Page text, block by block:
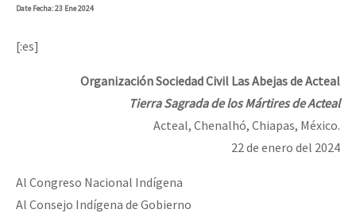
DateFecha: 23 Ene 2024
[:es]
Organización Sociedad Civil Las Abejas de Acteal
Tierra Sagrada de los Mártires de Acteal
Acteal, Chenalhó, Chiapas, México.
22 de enero del 2024
Al Congreso Nacional Indígena
Al Consejo Indígena de Gobierno